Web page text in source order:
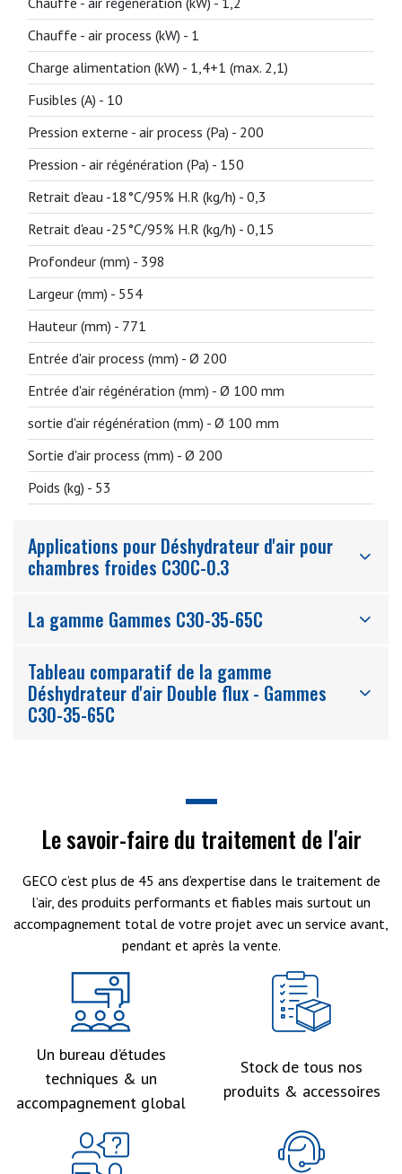
Chauffe - air process (kW) - 1
Charge alimentation (kW) - 1,4+1 (max. 2,1)
Fusibles (A) - 10
Pression externe - air process (Pa) - 200
Pression - air régénération (Pa) - 150
Retrait d'eau -18°C/95% H.R (kg/h) - 0,3
Retrait d'eau -25°C/95% H.R (kg/h) - 0,15
Profondeur (mm) - 398
Largeur (mm) - 554
Hauteur (mm) - 771
Entrée d'air process (mm) - Ø 200
Entrée d'air régénération (mm) - Ø 100 mm
sortie d'air régénération (mm) - Ø 100 mm
Sortie d'air process (mm) - Ø 200
Poids (kg) - 53
Applications pour Déshydrateur d'air pour
chambres froides C30C-0.3
La gamme Gammes C30-35-65C
Tableau comparatif de la gamme
Déshydrateur d'air Double flux - Gammes
C30-35-65C
Le savoir-faire du traitement de l'air
GECO c’est plus de 45 ans d’expertise dans le traitement de
l’air, des produits performants et fiables mais surtout un
accompagnement total de votre projet avec un service avant,
pendant et après la vente.
Un bureau d’études
techniques & un
accompagnement global
Stock de tous nos
produits & accessoires